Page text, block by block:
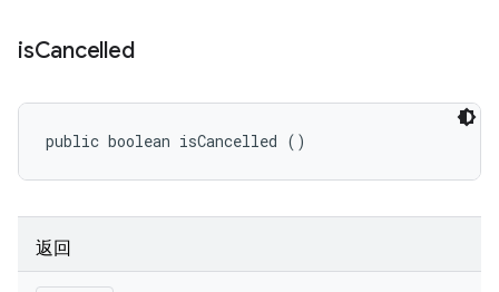
isCancelled
public boolean isCancelled ()
返回